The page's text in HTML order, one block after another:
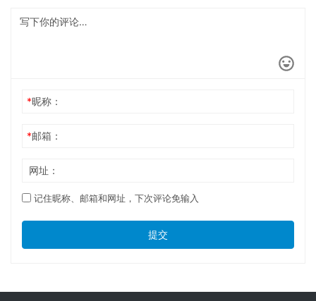
*昵称：
*邮箱：
网址：
记住昵称、邮箱和网址，下次评论免输入
提交